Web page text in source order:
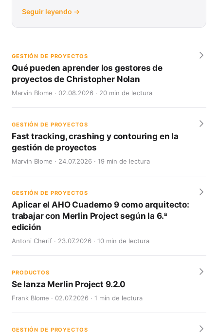
Seguir leyendo →
GESTIÓN DE PROYECTOS
Qué pueden aprender los gestores de
proyectos de Christopher Nolan
Marvin Blome · 02.08.2026 · 20 min de lectura
GESTIÓN DE PROYECTOS
Fast tracking, crashing y contouring en la
gestión de proyectos
Marvin Blome · 24.07.2026 · 19 min de lectura
GESTIÓN DE PROYECTOS
Aplicar el AHO Cuaderno 9 como arquitecto:
trabajar con Merlin Project según la 6.ª
edición
Antoni Cherif · 23.07.2026 · 10 min de lectura
PRODUCTOS
Se lanza Merlin Project 9.2.0
Frank Blome · 02.07.2026 · 1 min de lectura
GESTIÓN DE PROYECTOS